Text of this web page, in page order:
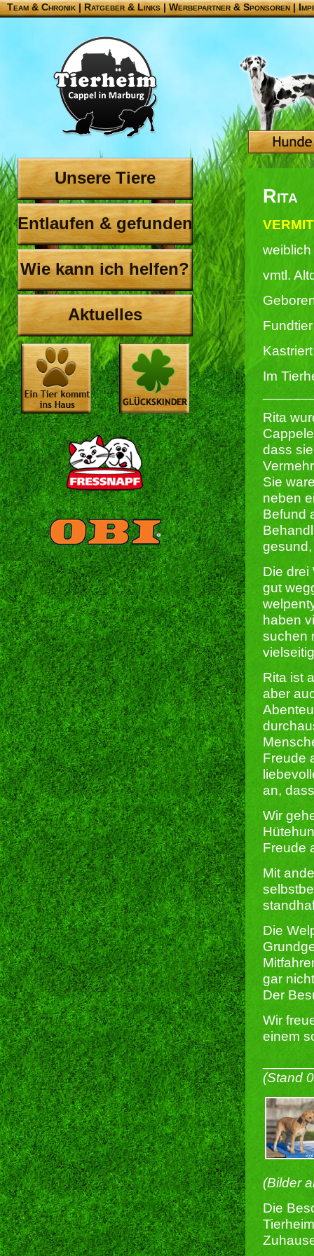
Team & Chronik |Ratgeber & Links|Werbepartner & Sponsoren|
Unsere Tiere
Entlaufen & gefunden
Wie kann ich helfen?
Aktuelles
Rita
weiblich
vmtl.
Fundtier
Im
Rita
dass
Sie
neben
Befund
Die drei
gut
haben
suchen
Rita ist
aber
Freude
an,
Wir
Freude
Mit
Die
gar
Der
Wir
einem
(Stand
(Bilder
Die